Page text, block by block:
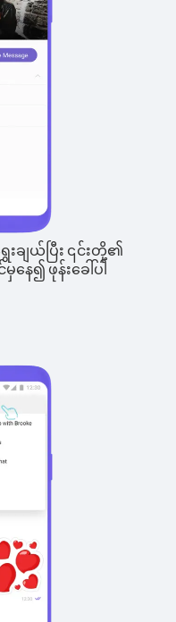
ျယ်ပြီး ၎င်းတို့၏
ေ၍ ဖုန်းခေါ်ပါ